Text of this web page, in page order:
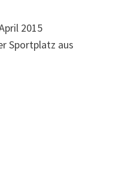
2015
Sportplatz aus